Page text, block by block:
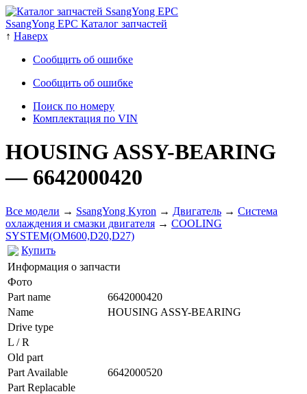
SsangYong EPC Каталог запчастей
↑ Наверх
Сообщить об ошибке
Сообщить об ошибке
Поиск по номеру
Комплектация по VIN
HOUSING ASSY-BEARING
— 6642000420
Все модели → SsangYong Kyron → Двигатель → Система
охлаждения и смазки двигателя → COOLING
SYSTEM(OM600,D20,D27)
Купить
Информация о запчасти
Фото
Part name
6642000420
Name
HOUSING ASSY-BEARING
Drive type
L / R
Old part
Part Available
6642000520
Part Replacable